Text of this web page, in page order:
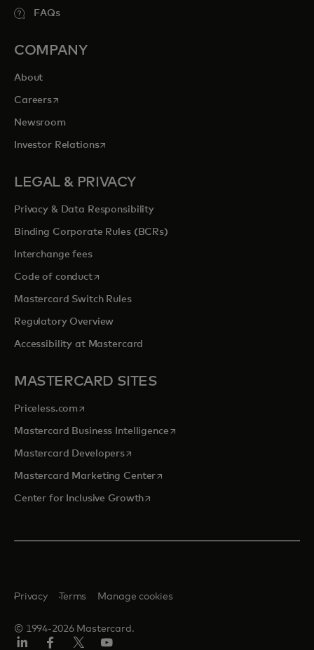
FAQs
COMPANY
About
Careersopens in a new tab
Newsroom
Investor Relationsopens in a new tab
LEGAL & PRIVACY
Privacy & Data Responsibility
Binding Corporate Rules (BCRs)
Interchange fees
Code of conductopens in a new tab
Mastercard Switch Rules
Regulatory Overview
Accessibility at Mastercard
MASTERCARD SITES
Priceless.com opens in a new tab
Mastercard Business Intelligenceopens in a new tab
Mastercard Developersopens in a new tab
Mastercard Marketing Centeropens in a new tab
Center for Inclusive Growthopens in a new tab
© 1994-2026 Mastercard.
Privacy Terms Manage cookies